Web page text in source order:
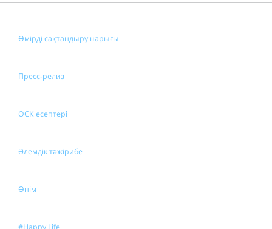
Өмірді сақтандыру нарығы
Пресс-релиз
ӨСК есептері
Әлемдік тәжірибе
Өнім
#Happy Life